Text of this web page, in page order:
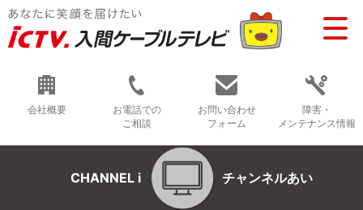
会社概要
お電話での
ご相談
お問い合わせ
フォーム
障害・
メンテナンス情報
CHANNEL i チャンネルあい